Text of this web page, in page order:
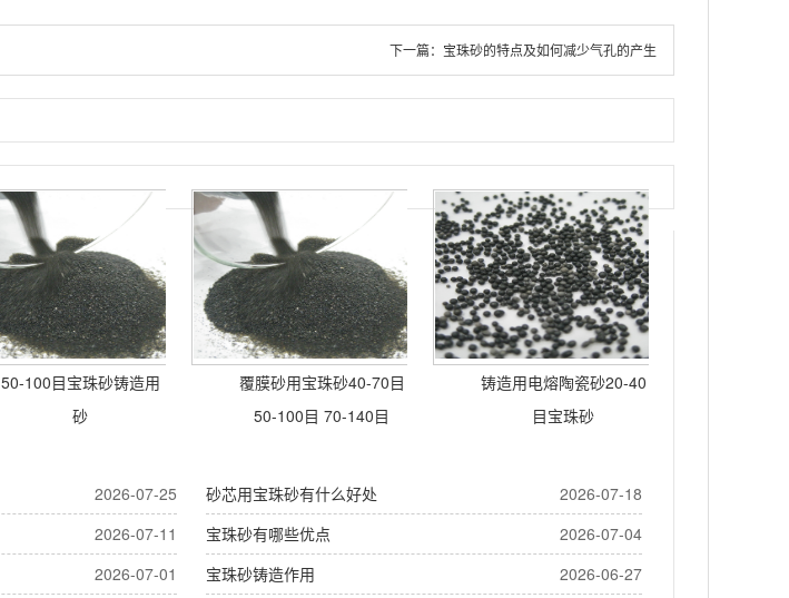
下一篇： 宝珠砂的特点及如何减少气孔的产生
50-100目宝珠砂铸造用
砂
覆膜砂用宝珠砂40-70目
50-100目 70-140目
铸造用电熔陶瓷砂20-40
目宝珠砂
2026-07-25
2026-07-18
砂芯用宝珠砂有什么好处
2026-07-11
2026-07-04
宝珠砂有哪些优点
2026-07-01
2026-06-27
宝珠砂铸造作用